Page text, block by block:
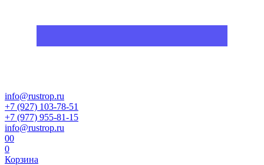
info@rustrop.ru
+7 (927) 103-78-51
+7 (977) 955-81-15
info@rustrop.ru
00
0
Корзина